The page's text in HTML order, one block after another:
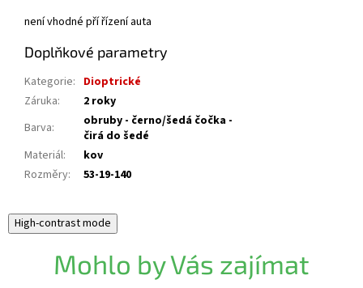
není vhodné pří řízení auta
Doplňkové parametry
Kategorie: Dioptrické
Záruka:
2 roky
Barva:
obruby - černo/šedá čočka -
čirá do šedé
Materiál:
kov
Rozměry: 53-19-140
High-contrast mode
Mohlo by Vás zajímat